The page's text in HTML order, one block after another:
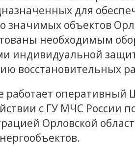
для
значимых объектов
необходимым
индивидуальной
восстановительных
работает оперативный
с ГУ МЧС России
Орловской